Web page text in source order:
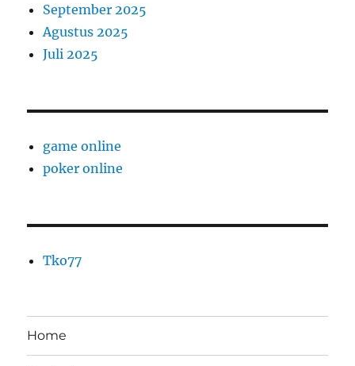
September 2025
Agustus 2025
Juli 2025
game online
poker online
Tko77
Home